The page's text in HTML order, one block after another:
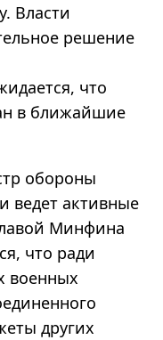
Власти
решение
что
в ближайшие
обороны
ведет активные
Минфина
что ради
военных
других